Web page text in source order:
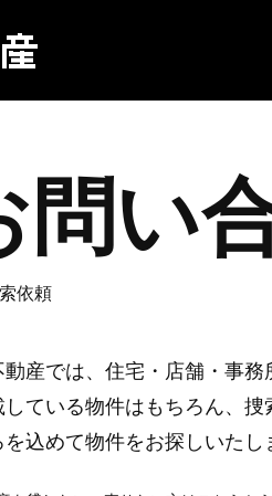
問い
依頼
動産では、住宅・店舗・事
している物件はもちろん、
を込めて物件をお探しいたし